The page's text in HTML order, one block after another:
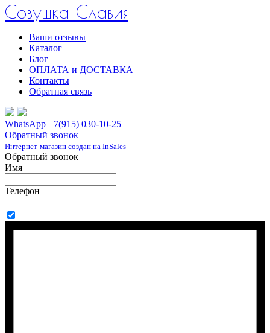
Совушка Славия
Ваши отзывы
Каталог
Блог
ОПЛАТА и ДОСТАВКА
Контакты
Обратная связь
WhatsApp +7(915) 030-10-25
Обратный звонок
Интернет-магазин создан на InSales
Обратный звонок
Имя
Телефон